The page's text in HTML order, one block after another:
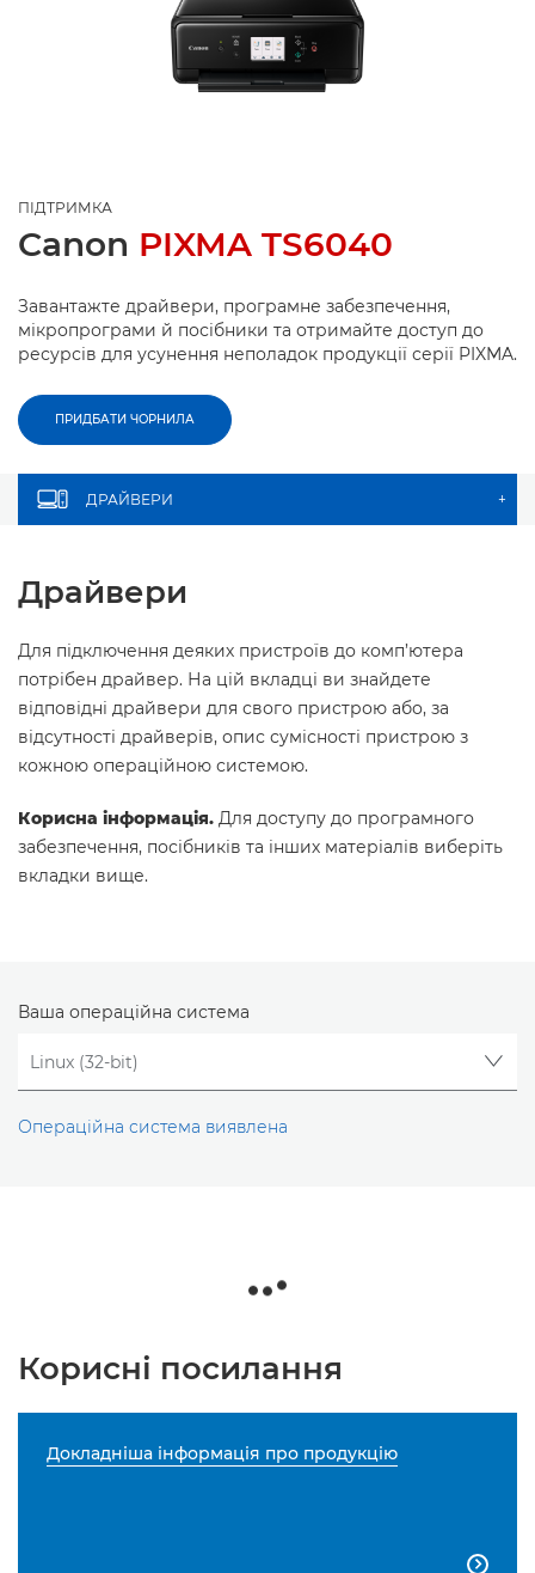
ПІДТРИМКА
Canon PIXMA TS6040
Завантажте драйвери, програмне забезпечення,
мікропрограми й посібники та отримайте доступ до
ресурсів для усунення неполадок продукції серії PIXMA.
ПРИДБАТИ ЧОРНИЛА
ДРАЙВЕРИ +
Драйвери
Для підключення деяких пристроїв до комп’ютера
потрібен драйвер. На цій вкладці ви знайдете
відповідні драйвери для свого пристрою або, за
відсутності драйверів, опис сумісності пристрою з
кожною операційною системою.
Корисна інформація. Для доступу до програмного
забезпечення, посібників та інших матеріалів виберіть
вкладки вище.
Ваша операційна система
Операційна система виявлена
Корисні посилання
Докладніша інформація про продукцію
